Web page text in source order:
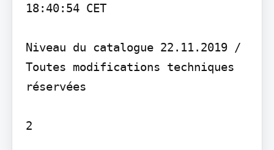
18:40:54 CET
Niveau du catalogue 22.11.2019 /
Toutes modifications techniques
réservées
2